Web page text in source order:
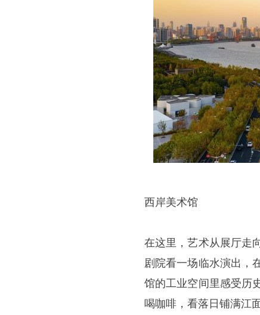
西岸美术馆
在这里，艺术从展厅走
剧院看一场临水演出，
馆的工业空间里感受历
喝咖啡，看落日铺满江面